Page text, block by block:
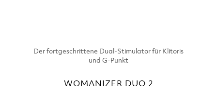
WOMANIZER DUO 2
Der fortgeschrittene Dual-Stimulator für Klitoris
und G-Punkt